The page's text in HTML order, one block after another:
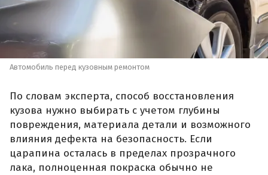
Автомобиль перед кузовным ремонтом
По словам эксперта, способ восстановления
кузова нужно выбирать с учетом глубины
повреждения, материала детали и возможного
влияния дефекта на безопасность. Если
царапина осталась в пределах прозрачного
лака, полноценная покраска обычно не